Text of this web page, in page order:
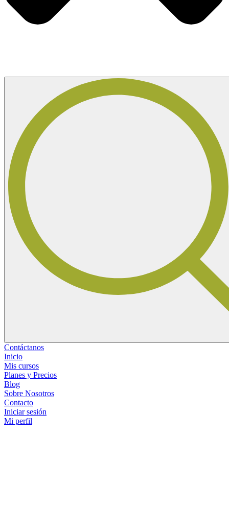
Contáctanos
Inicio
Mis cursos
Planes y Precios
Blog
Sobre Nosotros
Contacto
Iniciar sesión
Mi perfil